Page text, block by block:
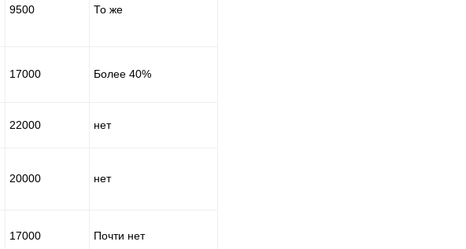
9500 То же
17000 Более 40%
22000 нет
20000 нет
17000 Почти нет